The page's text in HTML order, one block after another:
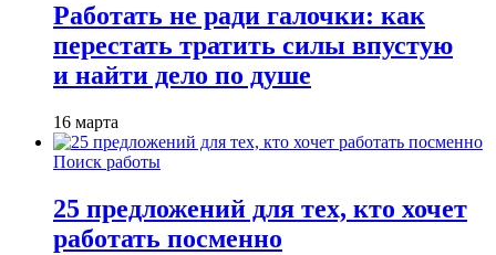
Работать не ради галочки: как
перестать тратить силы впустую
и найти дело по душе
16 марта
Поиск работы
25 предложений для тех, кто хочет
работать посменно